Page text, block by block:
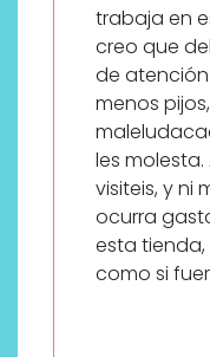
trabaja en
creo que
de
menos
les
visiteis, y ni
ocurra
esta
como si